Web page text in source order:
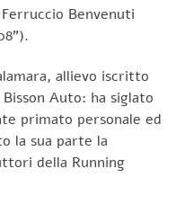
Ferruccio Benvenuti
allievo iscritto
Auto: ha siglato
primato personale ed
la sua parte la
della Running